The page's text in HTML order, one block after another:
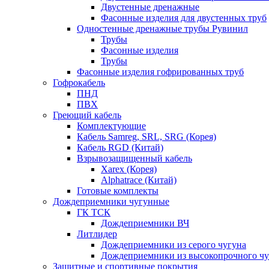
Двустенные дренажные
Фасонные изделия для двустенных труб
Одностенные дренажные трубы Рувинил
Трубы
Фасонные изделия
Трубы
Фасонные изделия гофрированных труб
Гофрокабель
ПНД
ПВХ
Греющий кабель
Комплектующие
Кабель Samreg, SRL, SRG (Корея)
Кабель RGD (Китай)
Взрывозащищенный кабель
Xarex (Корея)
Alphatrace (Китай)
Готовые комплекты
Дождеприемники чугунные
ГК ТСК
Дождеприемники ВЧ
Литлидер
Дождеприемники из серого чугуна
Дождеприемники из высокопрочного
Защитные и спортивные покрытия